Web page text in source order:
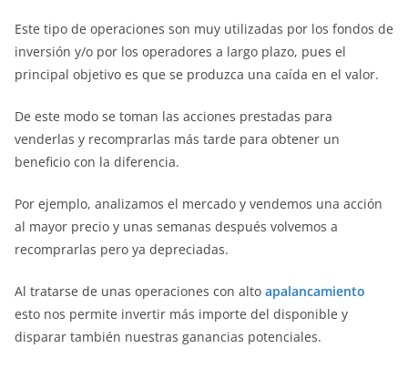
Este tipo de operaciones son muy utilizadas por los fondos de
inversión y/o por los operadores a largo plazo, pues el
principal objetivo es que se produzca una caída en el valor.
De este modo se toman las acciones prestadas para
venderlas y recomprarlas más tarde para obtener un
beneficio con la diferencia.
Por ejemplo, analizamos el mercado y vendemos una acción
al mayor precio y unas semanas después volvemos a
recomprarlas pero ya depreciadas.
Al tratarse de unas operaciones con alto apalancamiento
esto nos permite invertir más importe del disponible y
disparar también nuestras ganancias potenciales.